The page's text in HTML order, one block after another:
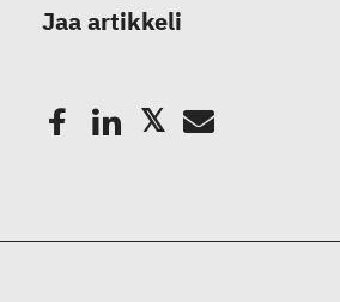
Jaa artikkeli